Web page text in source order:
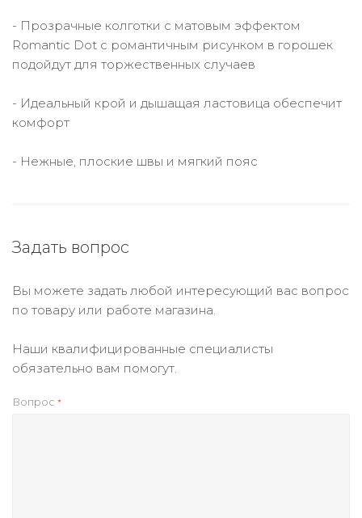
- Прозрачные колготки с матовым эффектом
Romantic Dot с романтичным рисунком в горошек
подойдут для торжественных случаев
- Идеальный крой и дышащая ластовица обеспечит
комфорт
- Нежные, плоские швы и мягкий пояс
Задать вопрос
Вы можете задать любой интересующий вас вопрос
по товару или работе магазина.
Наши квалифицированные специалисты
обязательно вам помогут.
Вопрос *